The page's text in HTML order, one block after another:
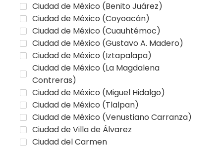
Ciudad de México (Benito Juárez)
Ciudad de México (Coyoacán)
Ciudad de México (Cuauhtémoc)
Ciudad de México (Gustavo A. Madero)
Ciudad de México (Iztapalapa)
Ciudad de México (La Magdalena
Contreras)
Ciudad de México (Miguel Hidalgo)
Ciudad de México (Tlalpan)
Ciudad de México (Venustiano Carranza)
Ciudad de Villa de Álvarez
Ciudad del Carmen